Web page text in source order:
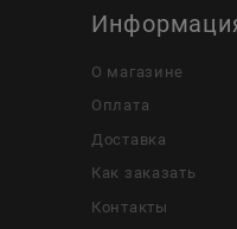
О магазине
Оплата
Доставка
Как заказать
Контакты